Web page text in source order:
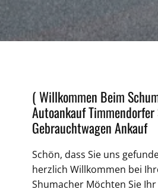
( Willkommen Beim
Autoankauf
Gebrauchtwagen Ankauf
Schön, dass Sie uns
herzlich Willkommen bei
Shumacher Möchten Sie